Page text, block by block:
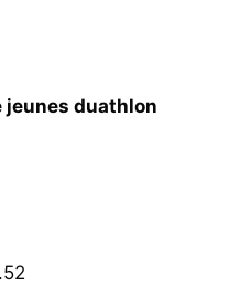
jeunes duathlon